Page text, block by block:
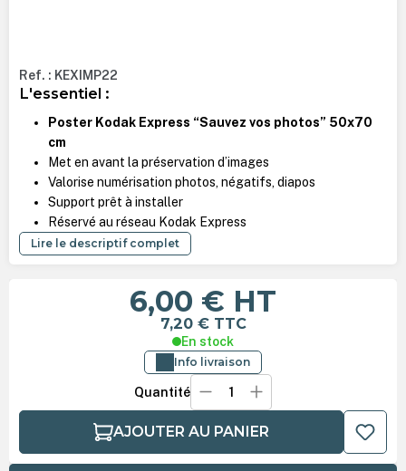
Ref. : KEXIMP22
L'essentiel :
Poster Kodak Express “Sauvez vos photos” 50x70
cm
Met en avant la préservation d’images
Valorise numérisation photos, négatifs, diapos
Support prêt à installer
Réservé au réseau Kodak Express
Lire le descriptif complet
6,00 € HT
7,20 € TTC
En stock
Info livraison
Quantité
AJOUTER AU PANIER